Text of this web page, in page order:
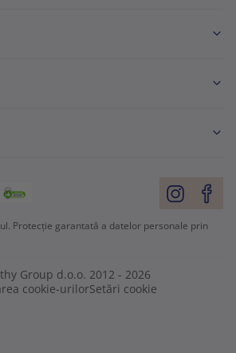
Protecție garantată a datelor personale prin
Group d.o.o. 2012 - 2026
cookie-urilorSetări cookie